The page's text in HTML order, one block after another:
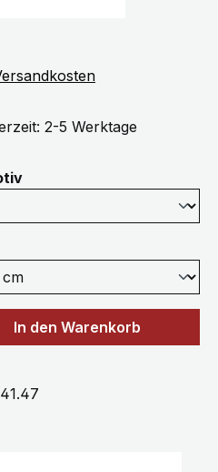
2-5 Werktage
auswählen
den
In den Warenkorb